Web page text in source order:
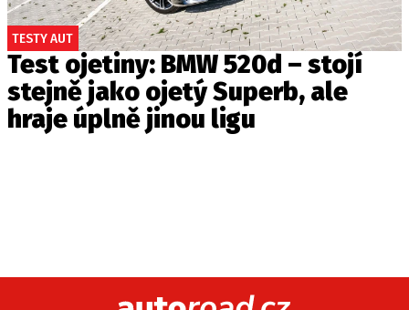
TESTY AUT
Test ojetiny: BMW 520d – stojí
stejně jako ojetý Superb, ale
hraje úplně jinou ligu